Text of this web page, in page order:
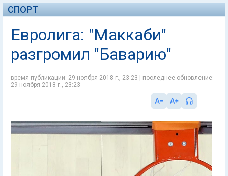
СПОРТ
Евролига: "Маккаби"
разгромил "Баварию"
время публикации: 29 ноября 2018 г., 23:23 | последнее обновление:
29 ноября 2018 г., 23:23